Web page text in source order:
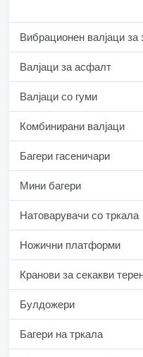
Вибрационен валјаци за
Валјаци за асфалт
Валјаци со гуми
Комбинирани валјаци
Багери гасеничари
Мини багери
Натоварувачи со тркала
Ножични платформи
Кранови за секакви
Булдожери
Багери на тркала